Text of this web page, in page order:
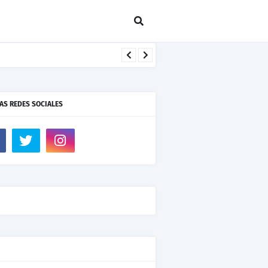
REDES SOCIALES